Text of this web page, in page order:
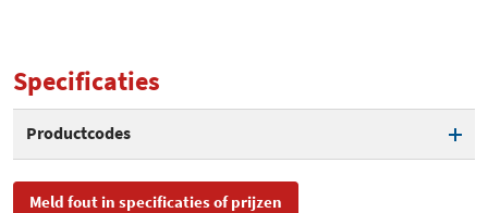
Specificaties
Productcodes
SKU 25008900, 08900
Meld fout in specificaties of prijzen